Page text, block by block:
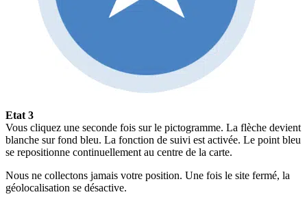
Etat 3
Vous cliquez une seconde fois sur le pictogramme. La flèche devient
blanche sur fond bleu. La fonction de suivi est activée. Le point bleu
se repositionne continuellement au centre de la carte.
Nous ne collectons jamais votre position. Une fois le site fermé, la
géolocalisation se désactive.